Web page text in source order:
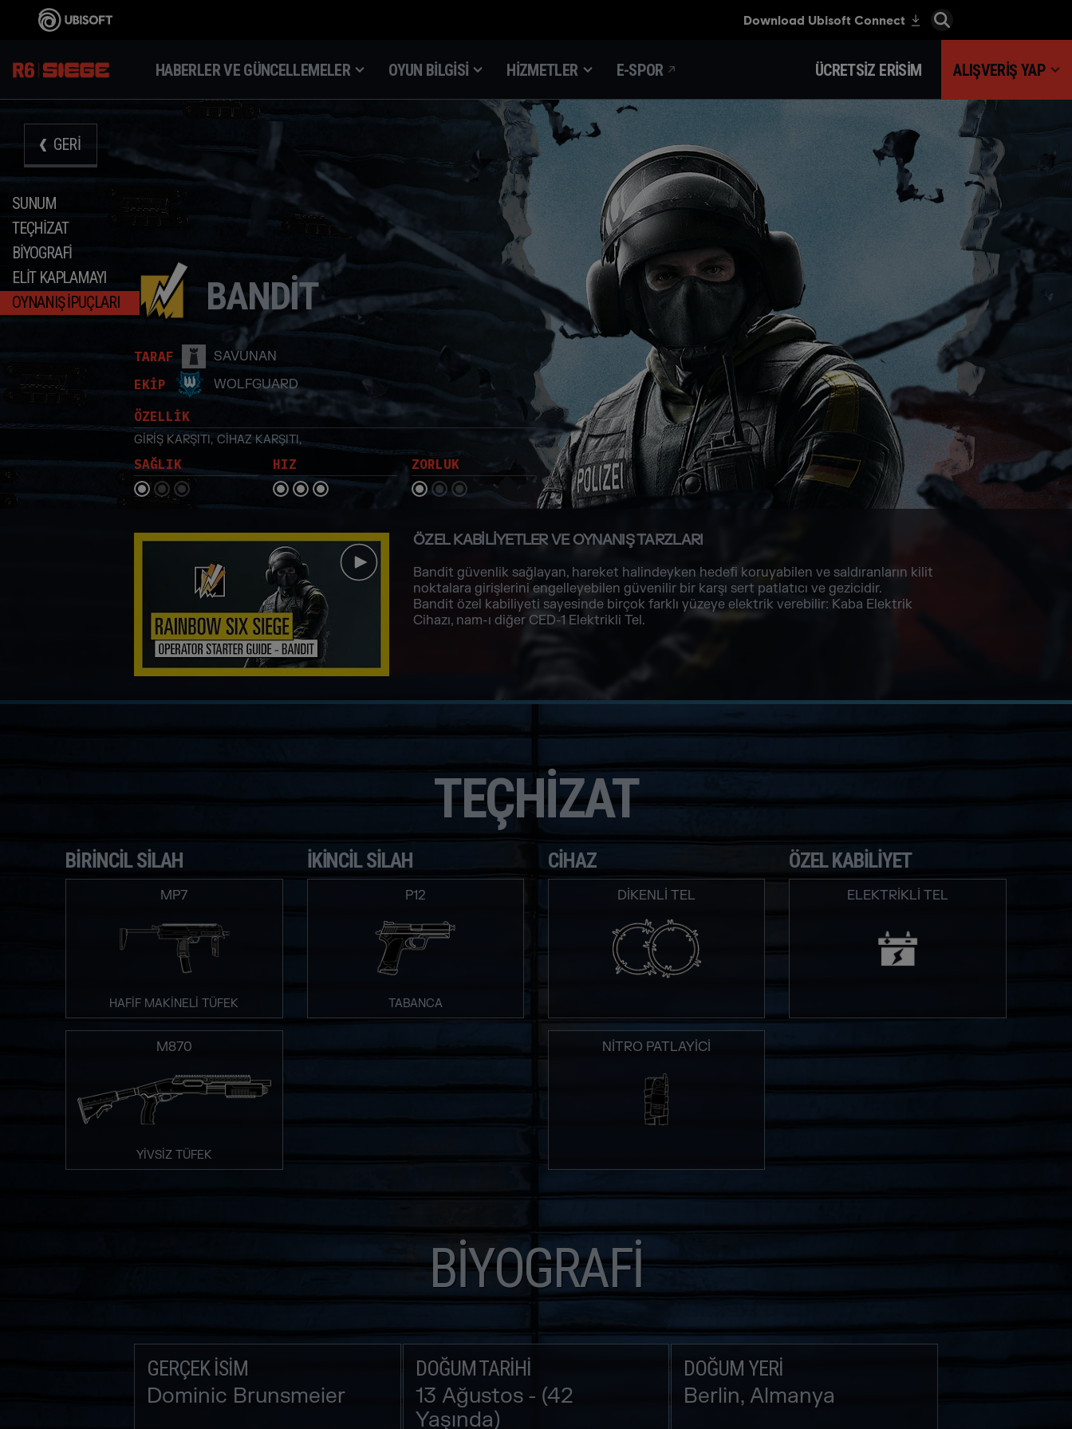
HABERLER VE GÜNCELLEMELER OYUN BILGISI HIZMETLER E-SPOR ÜCRETSIZ ERISIM ALIŞVERIŞ YAP
SUNUM
TEÇHIZAT
BIYOGRAFI
ELIT KAPLAMAYI
OYNANIŞ İPUÇLARI
GERI
BANDIT
TARAF
SAVUNAN
EKİP
WOLFGUARD
ÖZELLİK
GİRİŞ KARŞITI, CİHAZ KARŞITI,
SAĞLIK HIZ ZORLUK
ÖZEL KABILIYETLER VE OYNANIŞ TARZLARI
Bandit güvenlik sağlayan, hareket halindeyken hedefi koruyabilen ve saldıranların kilit
noktalara girişlerini engelleyebilen güvenilir bir karşı sert patlatıcı ve gezicidir.
Bandit özel kabiliyeti sayesinde birçok farklı yüzeye elektrik verebilir: Kaba Elektrik
Cihazı, nam-ı diğer CED-1 Elektrikli Tel.
TEÇHIZAT
BIRINCIL SILAH
MP7
HAFİF MAKİNELİ TÜFEK
M870
YİVSİZ TÜFEK
İKINCIL SILAH
P12
TABANCA
CIHAZ
DIKENLI TEL
NITRO PATLAYICI
ÖZEL KABILIYET
ELEKTRİKLİ TEL
BIYOGRAFI
GERÇEK İSIM
Dominic Brunsmeier
DOĞUM TARIHI
13 Ağustos - (42
Yaşında)
DOĞUM YERI
Berlin, Almanya